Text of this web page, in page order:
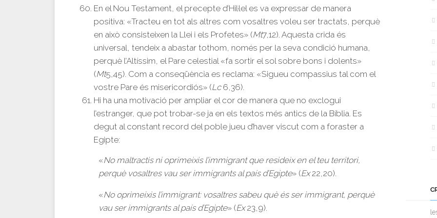
En el Nou Testament, el precepte d’Hil·lel es va expressar de manera
positiva: «Tracteu en tot als altres com vosaltres voleu ser tractats, perquè
en això consisteixen la Llei i els Profetes» (Mt7,12). Aquesta crida és
universal, tendeix a abastar tothom, només per la seva condició humana,
perquè l’Altíssim, el Pare celestial «fa sortir el sol sobre bons i dolents»
(Mt5,45). Com a conseqüència es reclama: «Sigueu compassius tal com el
vostre Pare és misericordiós» (Lc6,36).
Hi ha una motivació per ampliar el cor de manera que no exclogui
l’estranger, que pot trobar-se ja en els textos més antics de la Bíblia. Es
degut al constant record del poble jueu d’haver viscut com a foraster a
Egipte:
«No maltractis ni oprimeixis l’immigrant que resideix en el teu territori,
perquè vosaltres vau ser immigrants al país d’Egipte» (Ex22,20).
«No oprimeixis l’immigrant: vosaltres sabeu què és ser immigrant, perquè
vau ser immigrants al país d’Egipte» (Ex23,9).